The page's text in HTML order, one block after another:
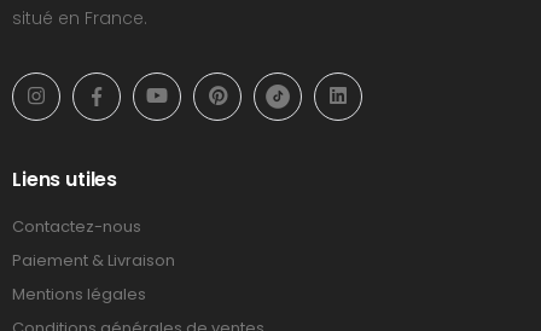
situé en France.
Liens utiles
Contactez-nous
Paiement & Livraison
Mentions légales